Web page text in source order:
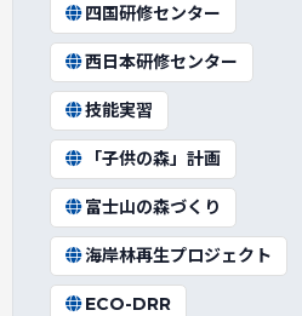
四国研修センター
西日本研修センター
技能実習
「子供の森」計画
富士山の森づくり
海岸林再生プロジェクト
ECO-DRR